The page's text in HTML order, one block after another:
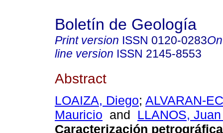
Boletín de Geología
Print version ISSN 0120-0283
line version ISSN 2145-8553
Abstract
LOAIZA, Diego; ALVARAN-
Mauricio and LLANOS,
Caracterización